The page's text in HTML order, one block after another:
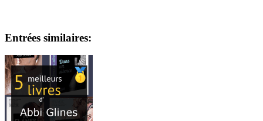
Entrées similaires: